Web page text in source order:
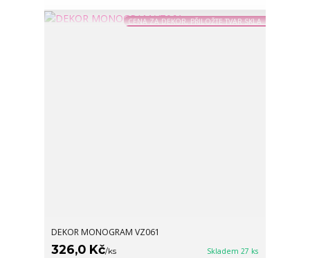
CENA ZA DEKOR, PŘILOŽTE TVAR SKLA
DEKOR MONOGRAM VZ061
326,0 Kč/ks Skladem 27 ks